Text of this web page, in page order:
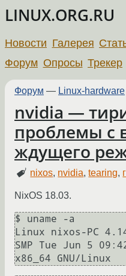
LINUX.ORG.RU
Новости Галерея
Форум Опросы Трекер
Форум — Linux-hardware
nvidia —
проблемы с
ждущего
nixos, nvidia,tearing,
NixOS 18.03.
$ uname -a
Linux nixos-PC
SMP Tue Jun 5